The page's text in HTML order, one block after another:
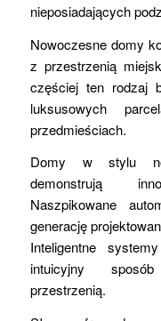
nieposiadających
Nowoczesne domy
z przestrzenią
częściej ten rodzaj
luksusowych
przedmieściach.
Domy w stylu
demonstrują
Naszpikowane
generację
Inteligentne
intuicyjny
przestrzenią.